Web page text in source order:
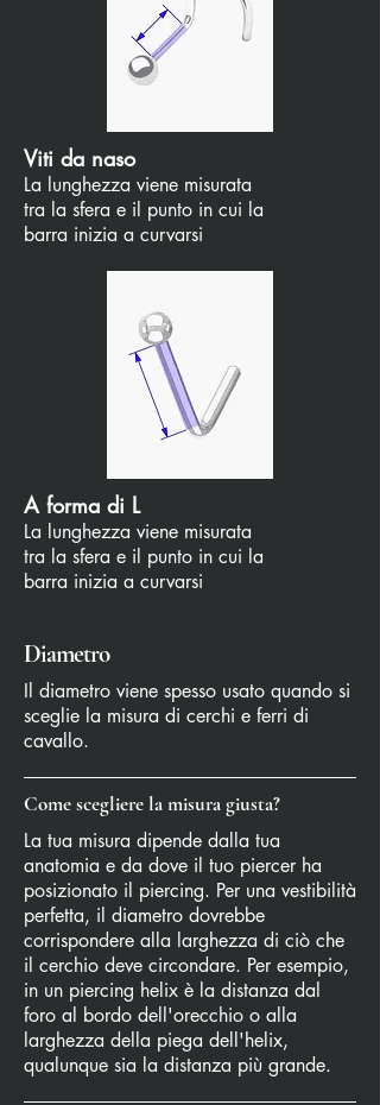
Viti da naso
La lunghezza viene misurata
tra la sfera e il punto in cui la
barra inizia a curvarsi
A forma di L
La lunghezza viene misurata
tra la sfera e il punto in cui la
barra inizia a curvarsi
Diametro
Il diametro viene spesso usato quando si
sceglie la misura di cerchi e ferri di
cavallo.
Come scegliere la misura giusta?
La tua misura dipende dalla tua
anatomia e da dove il tuo piercer ha
posizionato il piercing. Per una vestibilità
perfetta, il diametro dovrebbe
corrispondere alla larghezza di ciò che
il cerchio deve circondare. Per esempio,
in un piercing helix è la distanza dal
foro al bordo dell'orecchio o alla
larghezza della piega dell'helix,
qualunque sia la distanza più grande.